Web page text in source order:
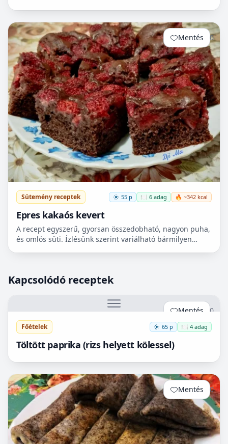
Mentés 0
Sütemény receptek 55 p 🍽️ 6 adag 🔥 ~342 kcal
Epres kakaós kevert
A recept egyszerű, gyorsan összedobható, nagyon puha,
és omlós süti. Ízlésünk szerint variálható bármilyen
Kapcsolódó receptek
Mentés 0
Főételek 65 p 🍽️ 4 adag
Töltött paprika (rizs helyett kölessel)
Mentés 0